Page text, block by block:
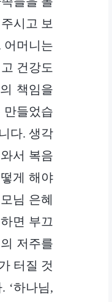
시고 보
어머니는
건강도
책임을
만들었습
다. 생각
서 복음
게 해야
님 은혜
면 부끄
저주를
터질 것
‘하나님,